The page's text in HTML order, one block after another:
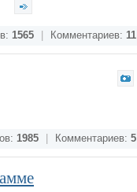
1565 Комментариев: 11
1985 Комментариев: 5